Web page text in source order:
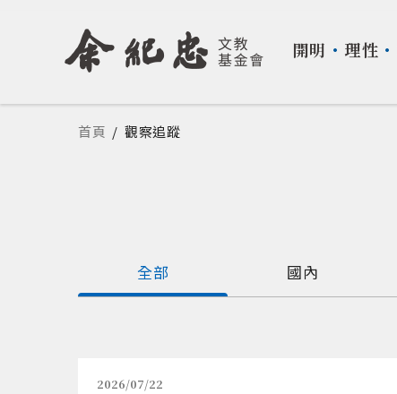
開明 ・ 理性 ・
您在這裡
首頁 / 觀察追蹤
全部 國內
2026/07/22